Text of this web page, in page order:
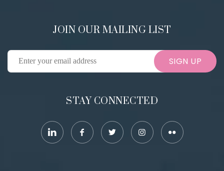
JOIN OUR MAILING LIST
SIGN UP
STAY CONNECTED